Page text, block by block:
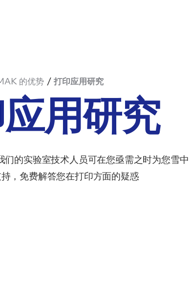
的优势 打印应用研究
用研究
们的实验室技术人员可在您亟需之时为您雪中
，免费解答您在打印方面的疑惑